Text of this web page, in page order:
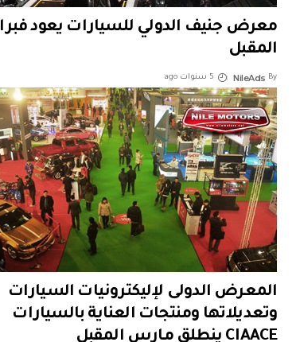
معرض جنيف الدولي للسيارات يعود
المقبل
By
NileAds 5 سنوات ago
المعرض الدولى لإليكترونيات السيارات
وتعديلاتها ومنتجات العناية بالسيارات
CIAACE ينطلق مارس المقبل